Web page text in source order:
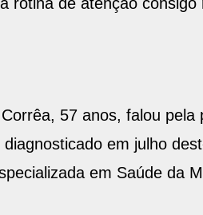
57 anos, falou pela
em julho
em Saúde da